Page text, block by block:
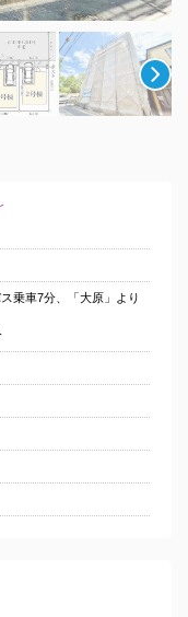
乗車7分、「大原」より